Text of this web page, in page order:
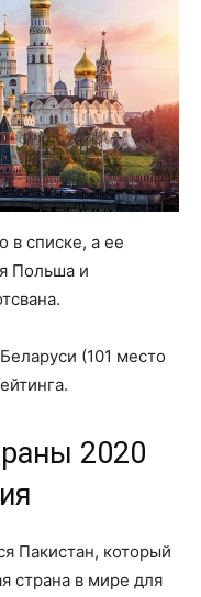
в списке, а ее
Польша и
(101 место
2020
Пакистан, который
страна в мире для